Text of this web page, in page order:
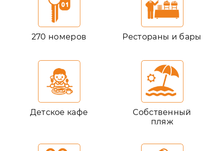
270 номеров Рестораны и бары
Детское кафе
Собственный
пляж